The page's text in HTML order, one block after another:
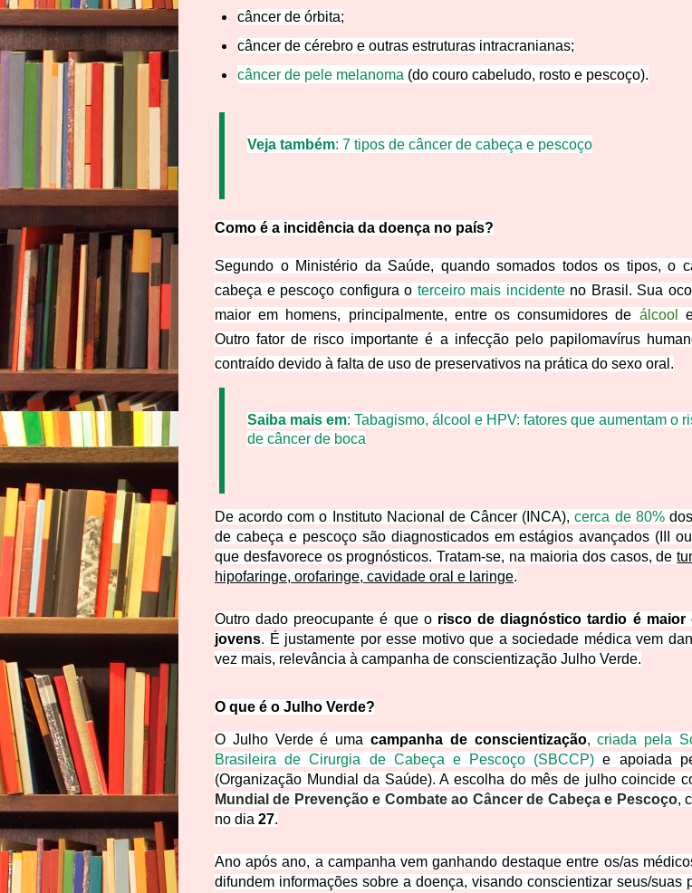
câncer de órbita;
câncer de cérebro e outras estruturas intracranianas;
câncer de pele melanoma (do couro cabeludo, rosto e pescoço).
Veja também: 7 tipos de câncer de cabeça e pescoço
Como é a incidência da doença no país?
Segundo o Ministério da Saúde, quando somados todos os tipos, o
cabeça e pescoço configura o terceiro mais incidente no Brasil. Sua
maior em homens, principalmente, entre os consumidores de álcool
Outro fator de risco importante é a infecção pelo papilomavírus
contraído devido à falta de uso de preservativos na prática do sexo oral.
Saiba mais em: Tabagismo, álcool e HPV: fatores que aumentam o
de câncer de boca
De acordo com o Instituto Nacional de Câncer (INCA), cerca de 80%
de cabeça e pescoço são diagnosticados em estágios avançados (III
que desfavorece os prognósticos. Tratam-se, na maioria dos casos, de
hipofaringe, orofaringe, cavidade oral e laringe.
Outro dado preocupante é que o risco de diagnóstico tardio é maior
jovens. É justamente por esse motivo que a sociedade médica vem
vez mais, relevância à campanha de conscientização Julho Verde.
O que é o Julho Verde?
O Julho Verde é uma campanha de conscientização,criada pela
Brasileira de Cirurgia de Cabeça e Pescoço (SBCCP) e apoiada
(Organização Mundial da Saúde). A escolha do mês de julho coincide
Mundial de Prevenção e Combate ao Câncer de Cabeça e Pescoço,
no dia 27.
Ano após ano, a campanha vem ganhando destaque entre os/as
difundem informações sobre a doença, visando conscientizar seus/suas